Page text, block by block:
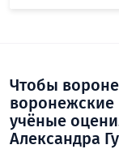
Чтобы
воронежские
учёные
Александра